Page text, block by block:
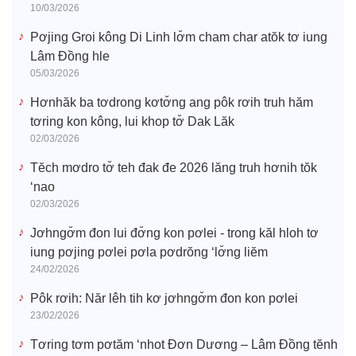
10/03/2026
Pơjing Groi kông Di Linh lơ̆m cham char atŏk tơ iung
Lâm Đồng hle
05/03/2026
Hơnhăk ba tơdrong kơtơ̆ng ang pôk rơih truh hăm
tơring kon kông, lui khop tơ̆ Dak Lăk
02/03/2026
Tĕch mơdro tơ̆ teh đak đe 2026 lăng truh hơnih tŏk
‘nao
02/03/2026
Jơhngơ̆m đon lui đơ̆ng kon pơlei - trong kăl hloh tơ
iung pơjing pơlei pơla pơdrŏng ‘lơ̆ng liĕm
24/02/2026
Pôk rơih: Năr lêh tih kơ jơhngơ̆m đon kon pơlei
23/02/2026
Tơring tơm pơtăm ‘nhot Đơn Dương – Lâm Đồng tĕnh